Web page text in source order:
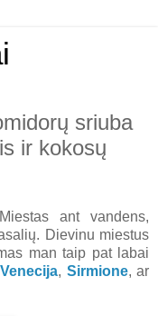
sriuba
ir kokosų
ant vandens,
Dievinu miestus
man taip pat labai
Venecija, Sirmione, ar